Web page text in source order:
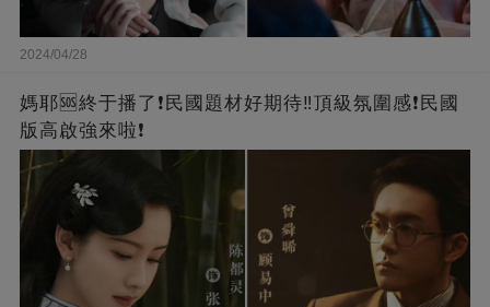
2024/04/28
媽耶🆘終于播了❗️民國題材好期待‼️頂級氛圍感❗️民國
版高啟強來啦❗